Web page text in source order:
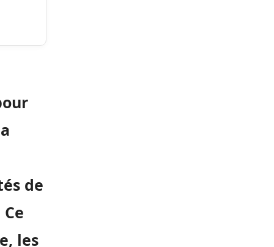
de
les